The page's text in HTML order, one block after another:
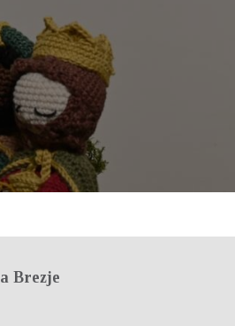
Brezje